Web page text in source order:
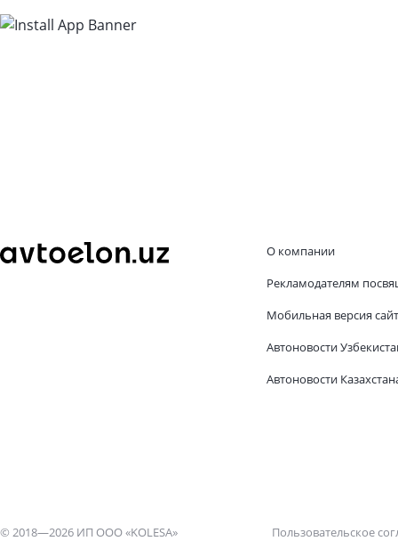
О компании
Рекламодателям
Мобильная версия
Автоновости
Автоновости
© 2018—2026 ИП ООО «KOLESA» Пользовательское